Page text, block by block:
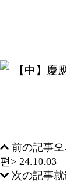
前の記事
편> 24.10.03
次の記事